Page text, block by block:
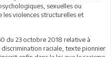
sexuelles ou
les violences structurelles et
du 23 octobre 2018 relative à
raciale, texte pionnier